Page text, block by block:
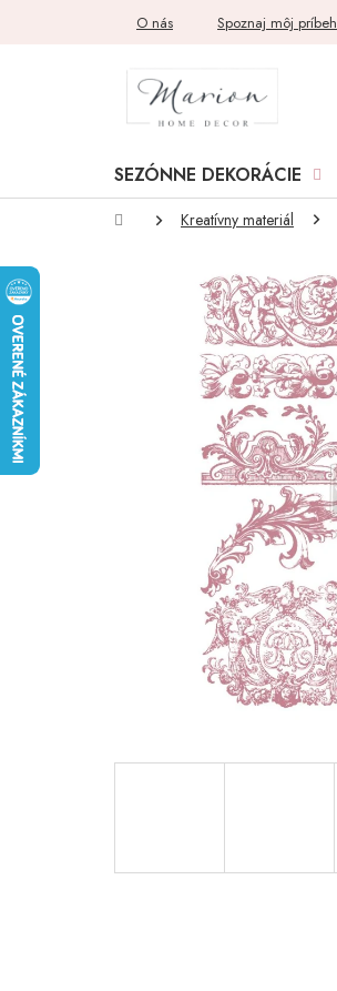
O nás Spoznaj môj príbeh
SEZÓNNE DEKORÁCIE
DomovKreatívny materiál